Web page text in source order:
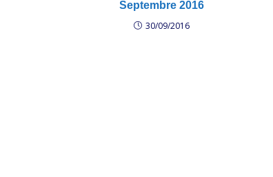
Septembre 2016
30/09/2016